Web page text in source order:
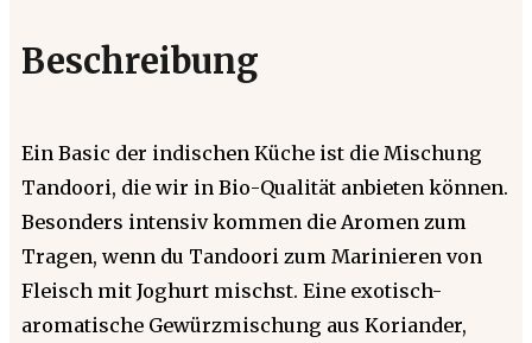
Beschreibung
Ein Basic der indischen Küche ist die Mischung
Tandoori, die wir in Bio-Qualität anbieten können.
Besonders intensiv kommen die Aromen zum
Tragen, wenn du Tandoori zum Marinieren von
Fleisch mit Joghurt mischst. Eine exotisch-
aromatische Gewürzmischung aus Koriander,